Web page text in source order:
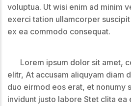
voluptua. Ut wisi enim ad minim
exerci tation ullamcorper
ex ea commodo consequat.
Lorem ipsum dolor sit amet,
elitr, At accusam aliquyam diam
duo eirmod eos erat, et nonumy
invidunt justo labore Stet clita ea